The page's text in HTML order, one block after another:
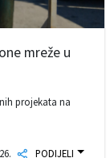
mreže u
projekata na
PODIJELI